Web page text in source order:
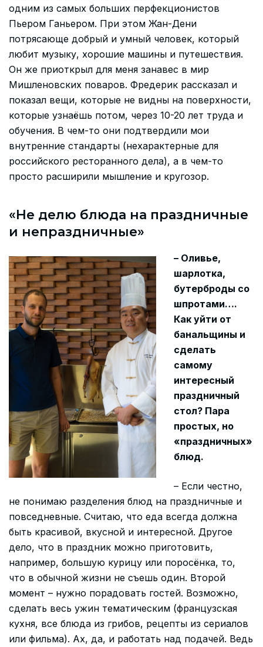
одним из самых больших перфекционистов
Пьером Ганьером. При этом Жан-Дени
потрясающе добрый и умный человек, который
любит музыку, хорошие машины и путешествия.
Он же приоткрыл для меня занавес в мир
Мишленовских поваров. Фредерик рассказал и
показал вещи, которые не видны на поверхности,
которые узнаёшь потом, через 10-20 лет труда и
обучения. В чем-то они подтвердили мои
внутренние стандарты (нехарактерные для
российского ресторанного дела), а в чем-то
просто расширили мышление и кругозор.
«Не делю блюда на праздничные
и непраздничные»
– Оливье,
шарлотка,
бутерброды со
шпротами….
Как уйти от
банальщины и
сделать
самому
интересный
праздничный
стол? Пара
простых, но
«праздничных»
блюд.
– Если честно,
не понимаю разделения блюд на праздничные и
повседневные. Считаю, что еда всегда должна
быть красивой, вкусной и интересной. Другое
дело, что в праздник можно приготовить,
например, большую курицу или поросёнка, то,
что в обычной жизни не съешь один. Второй
момент – нужно порадовать гостей. Возможно,
сделать весь ужин тематическим (французская
кухня, все блюда из грибов, рецепты из сериалов
или фильма). Ах, да, и работать над подачей. Ведь